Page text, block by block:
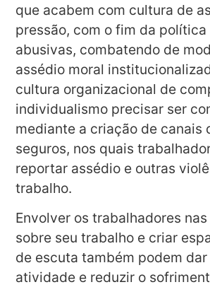
que acabem com cultura de
pressão, com o fim da política
abusivas, combatendo de
assédio moral
cultura organizacional de
individualismo precisar ser
mediante a criação de canais
seguros, nos quais
reportar assédio e outras
trabalho.
Envolver os trabalhadores
sobre seu trabalho e criar
de escuta também podem
atividade e reduzir o